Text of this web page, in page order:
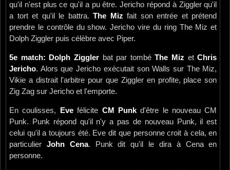
qu'il n'est plus ce qu'il a pu être. Jericho répond à Ziggler qu'il
a tort et qu'il le battra.The Miz fait son entrée et prétend
prendre le contrôle du show. Jericho vire du ring The Miz et
Dolph Ziggler puis célèbre avec Piper.
5e match: Dolph Zigglerbat par tombéThe Miz etChris
Jericho. Alors que Jericho exécutait son Walls sur The Miz,
Vikie a distrait l'arbitre pour que Ziggler en profite, place son
Zig Zag sur Jericho et l'emporte.
En coulisses, Evefélicite CM Punkd'être le nouveau CM
Punk. Punk répond qu'il n'y a pas de nouveau Punk, il est
celui qu'il a toujours été. Eve dit que personne croit à cela, en
particulier John Cena. Punk dit qu'il le dira à Cena en
personne.